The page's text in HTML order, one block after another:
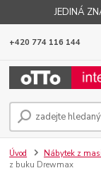
JEDINÁ
+420 774 116 144
Úvod Nábytek z
z buku Drewmax